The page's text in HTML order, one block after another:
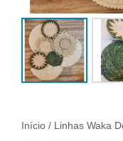
Início / Linhas Waka